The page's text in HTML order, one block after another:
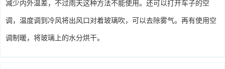
减少内外温差，不过雨天这种方法不能使用。还可以打开车子的空
调，温度调到冷风将出风口对着玻璃吹，可以去除雾气。再有使用空
调制暖，将玻璃上的水分烘干。